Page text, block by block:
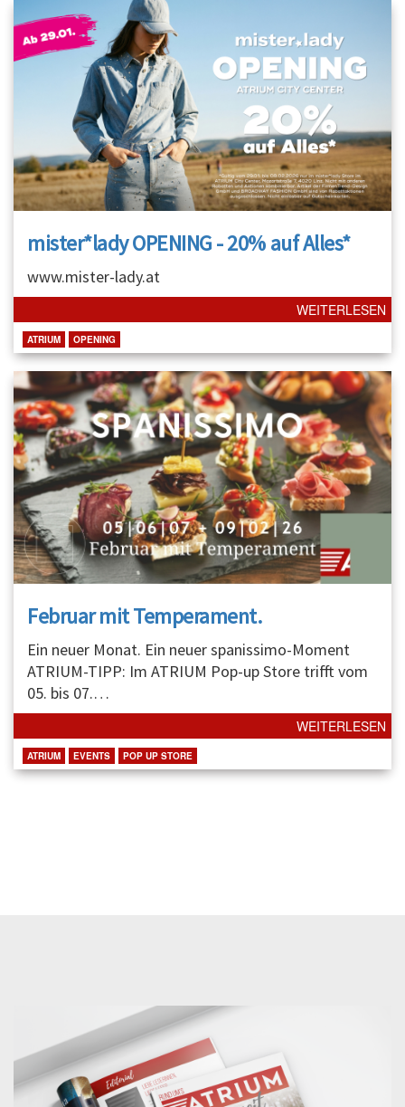
mister*lady OPENING - 20% auf Alles*
www.mister-lady.at
WEITERLESEN
ATRIUM OPENING
Februar mit Temperament.
Ein neuer Monat. Ein neuer spanissimo-Moment
ATRIUM-TIPP: Im ATRIUM Pop-up Store trifft vom
05. bis 07.…
WEITERLESEN
ATRIUM EVENTS POP UP STORE